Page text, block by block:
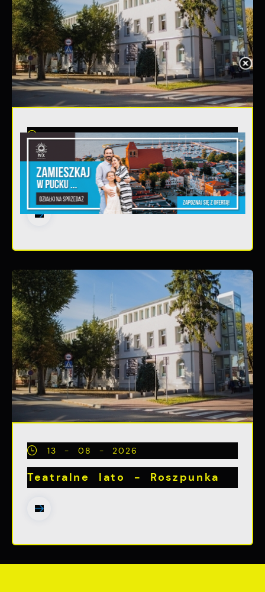
20 - 08 - 2026
Teatralne lato - Zdrowo i
kolorowo
13 - 08 - 2026
Teatralne lato - Roszpunka